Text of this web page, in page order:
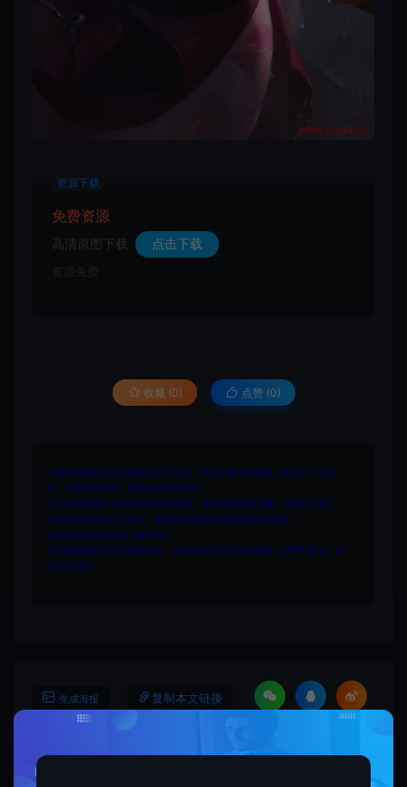
资源下载
免费资源
高清原图下载 点击下载
收藏 (0) 点赞 (0)
1.网站内所有文件均为网络共享资源，本站仅做打包整理。仅用于学习交
流，严禁商业用途，否则自行承担后果。
2.所有资源请于下载后24小时内删除。如需体验更多乐趣，请购买正版！
3.所有内容均来自互联网。如侵犯您的版权或利益请发送邮件：
cvformat#gmail.com (#换为@)
4.本站收费仅用于资源的保存、备份和分享所产生的费用，不用于盈利，亦
无任何盈利。
生成海报 复制本文链接